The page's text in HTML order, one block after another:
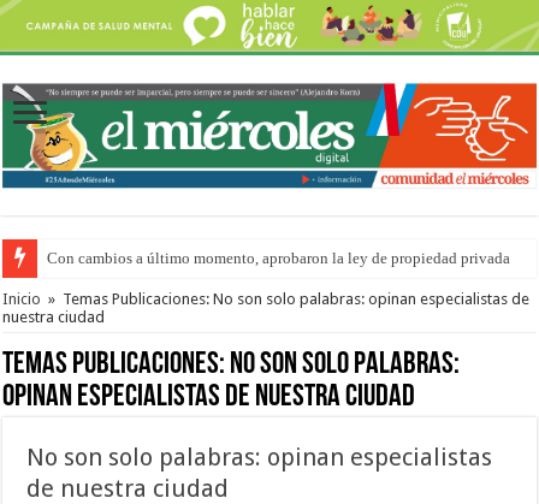
Con cambios a último momento, aprobaron la ley de propiedad privada
Adopción en Entre Ríos: el 35% de los 90 niños, niñas y adolescentes que
Inicio » Temas Publicaciones: No son solo palabras: opinan especialistas de
nuestra ciudad
Temas Publicaciones: No son solo palabras:
opinan especialistas de nuestra ciudad
No son solo palabras: opinan especialistas
de nuestra ciudad